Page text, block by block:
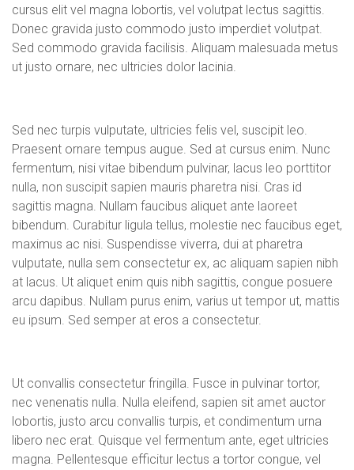
cursus elit vel magna lobortis, vel volutpat lectus sagittis.
Donec gravida justo commodo justo imperdiet volutpat.
Sed commodo gravida facilisis. Aliquam malesuada metus
ut justo ornare, nec ultricies dolor lacinia.
Sed nec turpis vulputate, ultricies felis vel, suscipit leo.
Praesent ornare tempus augue. Sed at cursus enim. Nunc
fermentum, nisi vitae bibendum pulvinar, lacus leo porttitor
nulla, non suscipit sapien mauris pharetra nisi. Cras id
sagittis magna. Nullam faucibus aliquet ante laoreet
bibendum. Curabitur ligula tellus, molestie nec faucibus eget,
maximus ac nisi. Suspendisse viverra, dui at pharetra
vulputate, nulla sem consectetur ex, ac aliquam sapien nibh
at lacus. Ut aliquet enim quis nibh sagittis, congue posuere
arcu dapibus. Nullam purus enim, varius ut tempor ut, mattis
eu ipsum. Sed semper at eros a consectetur.
Ut convallis consectetur fringilla. Fusce in pulvinar tortor,
nec venenatis nulla. Nulla eleifend, sapien sit amet auctor
lobortis, justo arcu convallis turpis, et condimentum urna
libero nec erat. Quisque vel fermentum ante, eget ultricies
magna. Pellentesque efficitur lectus a tortor congue, vel